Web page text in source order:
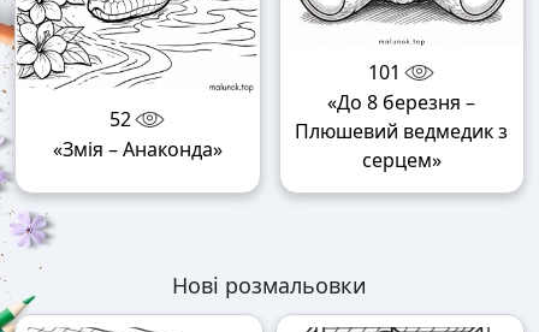
52
«Змія – Анаконда»
101
«До 8 березня –
Плюшевий ведмедик з
серцем»
Нові розмальовки